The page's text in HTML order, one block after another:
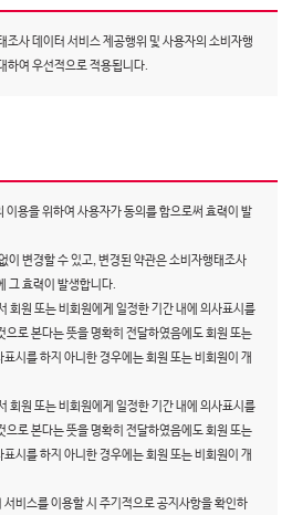
조사 데이터 서비스 제공행위 및 사용자의 소비자행
하여 우선적으로 적용됩니다.
이용을 위하여 사용자가 동의를 함으로써 효력이 발
이 변경할 수 있고, 변경된 약관은 소비자행태조사
그 효력이 발생합니다.
회원 또는 비회원에게 일정한 기간 내에 의사표시를
으로 본다는 뜻을 명확히 전달하였음에도 회원 또는
시를 하지 아니한 경우에는 회원 또는 비회원이 개
회원 또는 비회원에게 일정한 기간 내에 의사표시를
으로 본다는 뜻을 명확히 전달하였음에도 회원 또는
시를 하지 아니한 경우에는 회원 또는 비회원이 개
비스를 이용할 시 주기적으로 공지사항을 확인하